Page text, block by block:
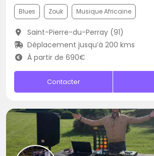
Blues Zouk Musique Africaine
Saint-Pierre-du-Perray (91)
Déplacement jusqu’à 200 kms
À partir de 690€
Contacter